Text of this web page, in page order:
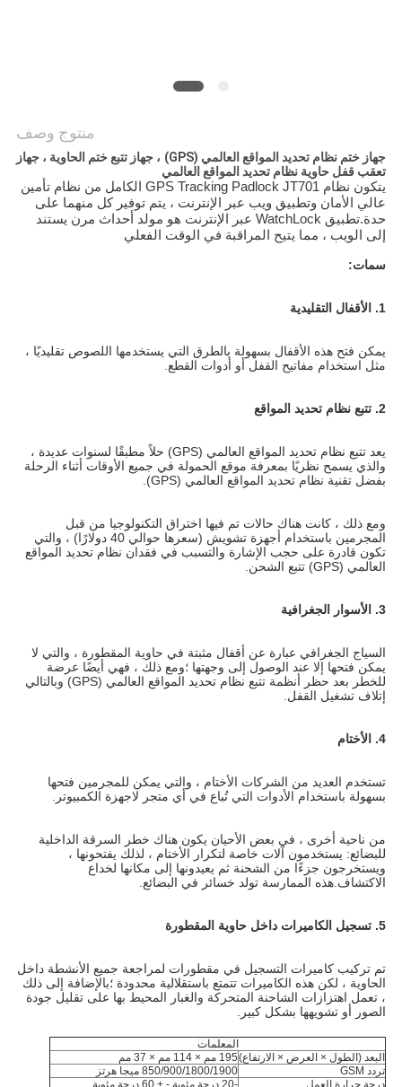
منتوج وصف
جهاز ختم نظام تحديد المواقع العالمي (GPS) ، جهاز تتبع ختم الحاوية ، جهاز
تعقب قفل حاوية نظام تحديد المواقع العالمي
يتكون نظام GPS Tracking Padlock JT701 الكامل من نظام تأمين
عالي الأمان وتطبيق ويب عبر الإنترنت ، يتم توفير كل منهما على
حدة.تطبيق WatchLock عبر الإنترنت هو مولد أحداث مرن يستند
إلى الويب ، مما يتيح المراقبة في الوقت الفعلي
سمات:
1. الأقفال التقليدية
مثل استخدام مفاتيح القفل أو أدوات القطع.
2. تتبع نظام تحديد المواقع
بفضل تقنية نظام تحديد المواقع العالمي (GPS).
تكون قادرة على حجب الإشارة والتسبب في فقدان نظام تحديد المواقع
العالمي (GPS) تتبع الشحن.
3. الأسوار الجغرافية
السياج الجغرافي عبارة عن أقفال مثبتة في حاوية المقطورة ، والتي لا
إتلاف تشغيل القفل.
4. الأختام
بسهولة باستخدام الأدوات التي تُباع في أي متجر لاجهزة الكمبيوتر.
ويستخرجون جزءًا من الشحنة ثم يعيدونها إلى مكانها لخداع
الاكتشاف.هذه الممارسة تولد خسائر في البضائع.
5. تسجيل الكاميرات داخل حاوية المقطورة
الصور أو تشويهها بشكل كبير.
المعلمات
البعد (الطول × العرض × الارتفاع)195 مم × 114 مم × 37 مم
تردد GSM
850/900/1800/1900 ميجا هرتز